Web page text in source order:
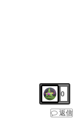
0
返信